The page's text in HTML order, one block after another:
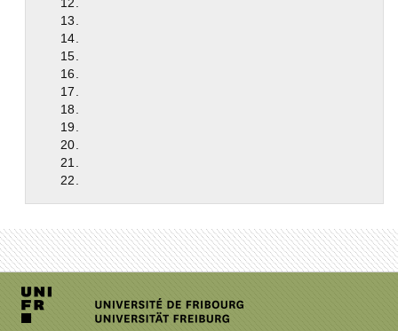
12.
13.
14.
15.
16.
17.
18.
19.
20.
21.
22.